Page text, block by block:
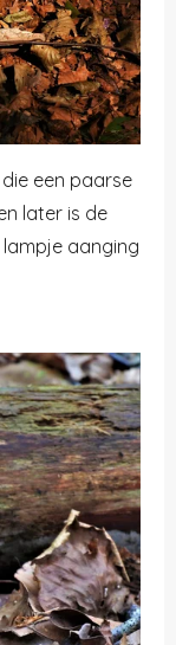
een paarse
later is de
aanging